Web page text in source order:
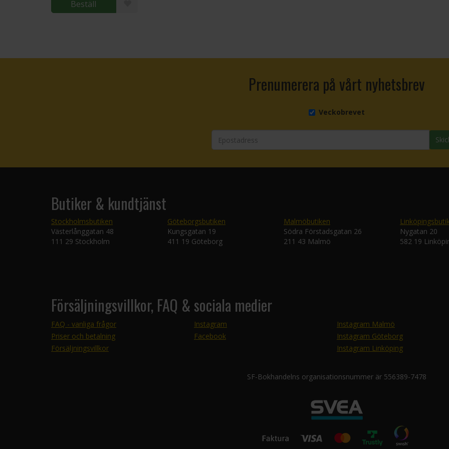
Beställ
Prenumerera på vårt nyhetsbrev
Veckobrevet
Butiker & kundtjänst
Stockholmsbutiken
Västerlånggatan 48
111 29 Stockholm
Göteborgsbutiken
Kungsgatan 19
411 19 Göteborg
Malmöbutiken
Södra Förstadsgatan 26
211 43 Malmö
Nygatan 20
582 19
Försäljningsvillkor, FAQ & sociala medier
FAQ - vanliga frågor
Priser och betalning
Försäljningsvillkor
Instagram
Facebook
Instagram Malmö
Instagram Göteborg
Instagram Linköping
SF-Bokhandelns organisationsnummer är 556389-7478